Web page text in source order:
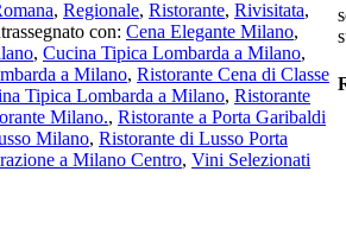
, Regionale, Ristorante, Rivisitata,
con: Cena Elegante Milano,
, Cucina Tipica Lombarda a Milano,
a Milano, Ristorante Cena di Classe
Tipica Lombarda a Milano, Ristorante
Milano., Ristorante a Porta Garibaldi
Milano, Ristorante di Lusso Porta
a Milano Centro, Vini Selezionati